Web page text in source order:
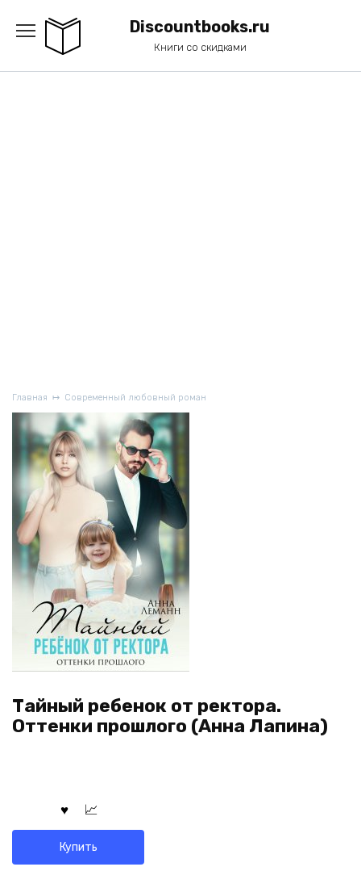
содержанию
Discountbooks.ru
Книги со скидками
Главная Современный любовный роман
Тайный ребенок от ректора.
Оттенки прошлого (Анна Лапина)
Купить